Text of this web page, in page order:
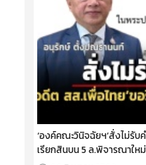
‘องค์คณะวินิจฉัยฯ’สั่งไม่รับ
เรียกสินบน 5 ล.พิจารณาใหม่